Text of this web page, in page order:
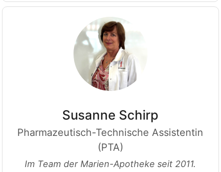
Susanne Schirp
Pharmazeutisch-Technische Assistentin
(PTA)
Im Team der Marien-Apotheke seit 2011.